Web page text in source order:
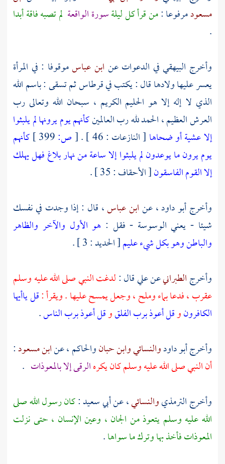
مسعودمرفوعا :من قرأ كل ليلةسورة الواقعة لم تصبه فاقة أبدا
.
وأخرج البيهقيفي الدعوات عن ابن عباسموقوفا : في المرأة
يعسر عليها ولادها قال : يكتب في قرطاس ثم تسقى : باسم الله
الذي لا إله إلا هو الحليم الكريم ، سبحان الله وتعالى رب
العرش العظيم ، الحمد لله رب العالمينكأنهم يوم يرونها لم يلبثوا
إلا عشية أو ضحاها [ النازعات : 46 ] . [ص:
كأنهم
يوم يرون ما يوعدون لم يلبثوا إلا ساعة من نهار بلاغ فهل يهلك
إلا القوم الفاسقون[ الأحقاف : 35 ] .
وأخرجأبو داود، عنابن عباس، قال : إذا وجدت في نفسك
شيئا - يعني الوسوسة - فقل : هو الأول والآخر والظاهر
والباطن وهو بكل شيء عليم[ الحديد : 3 ] .
وأخرجالطبرانيعنعليقال :لدغت النبي صلى الله عليه وسلم
عقرب ، فدعا بماء وملح ، وجعل يمسح عليها . ويقرأ :قل ياأيها
الكافرونوقل أعوذ برب الفلقوقل أعوذ برب الناس.
وأخرجأبو داودوالنسائيوابن حبانوالحاكم، عنابن مسعود:
أن النبي صلى الله عليه وسلم كان يكرهالرقى إلا بالمعوذات .
وأخرجالترمذيوالنسائي، عنأبي سعيد:كان رسول الله صلى
الله عليه وسلم يتعوذ من الجان ، وعين الإنسان ، حتى نزلت
المعوذات فأخذ بها وترك ما سواها.